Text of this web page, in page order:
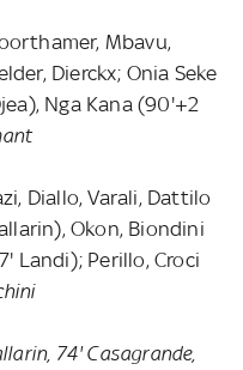
Mbavu,
Dierckx; Onia Seke
Nga Kana (90'+2
Diallo, Varali, Dattilo
Okon, Biondini
Landi); Perillo, Croci
74' Casagrande,